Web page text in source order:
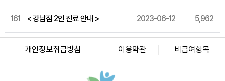
161 < 강남점 2인 진료 안내 > 2023-06-12 5,962
개인정보취급방침 이용약관 비급여항목
전화번호: 055-603-8288
사업자등록번호: 864-97-01397
화인마취통증의학과의원 강남점
대표자명: 이정욱